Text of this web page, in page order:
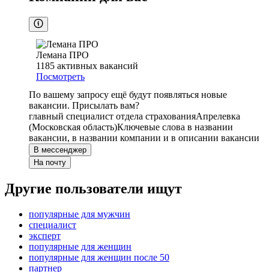
Лемана ПРО
1185 активных вакансий
Посмотреть
По вашему запросу ещё будут появляться новые
вакансии. Присылать вам?
главный специалист отдела страхованияАпрелевка
(Московская область)Ключевые слова в названии
вакансии, в названии компании и в описании вакансии
В мессенджер
На почту
Другие пользователи ищут
популярные для мужчин
специалист
эксперт
популярные для женщин
популярные для женщин после 50
партнер